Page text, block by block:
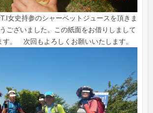
女史持参のシャーベットジュースを頂きま
ございました。この紙面をお借りしまして
す。 次回もよろしくお願いいたします。